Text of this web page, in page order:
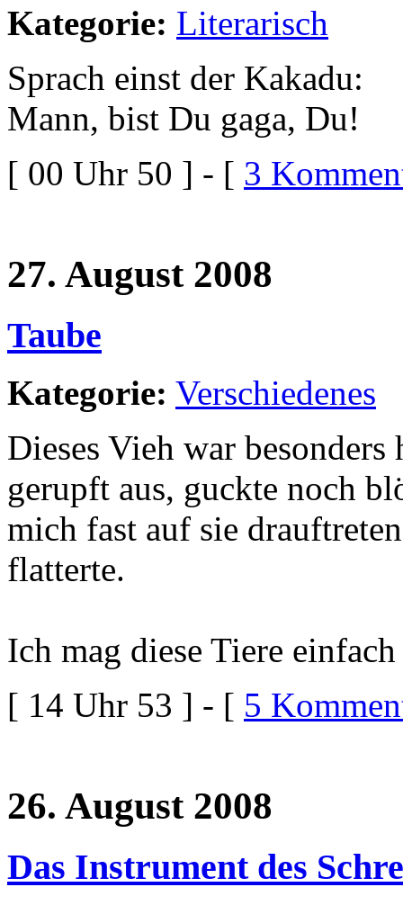
Kategorie: Literarisch
Sprach einst der Kakadu:
Mann, bist Du gaga, Du!
[ 00 Uhr 50 ] - [ 3
27. August 2008
Taube
Kategorie: Verschiedenes
Dieses Vieh war
gerupft aus, guckte noch
mich fast auf sie
flatterte.
Ich mag diese Tiere
[ 14 Uhr 53 ] - [ 5
26. August 2008
Das Instrument des